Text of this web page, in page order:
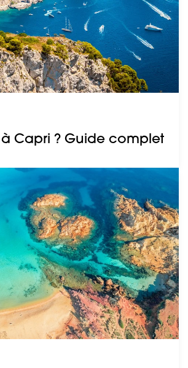
Capri ? Guide complet